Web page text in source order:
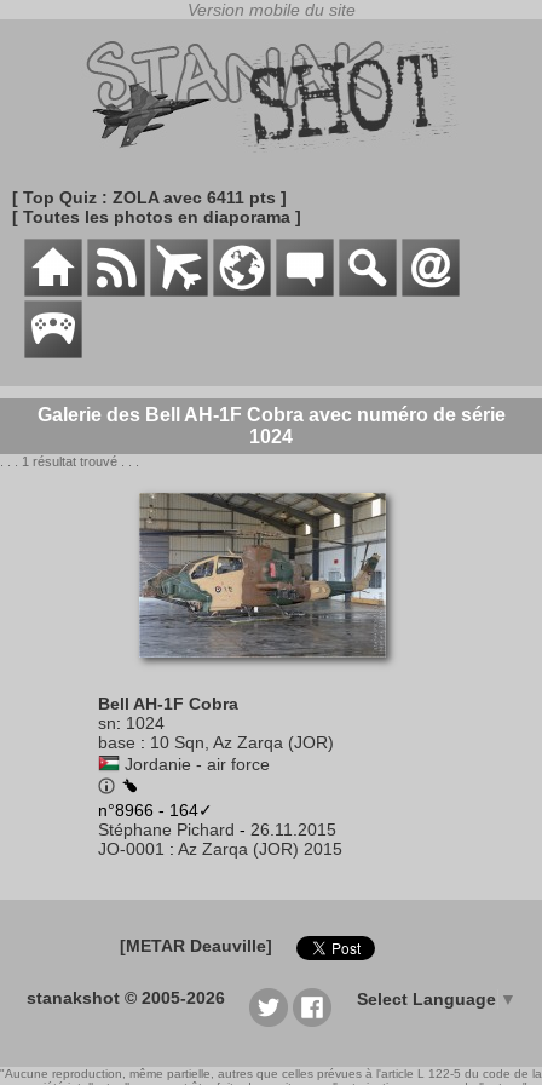
[ Top Quiz : ZOLA avec 6411 pts ]
[ Toutes les photos en diaporama ]
Galerie des Bell AH-1F Cobra avec numéro de série
1024
. . . 1 résultat trouvé . . .
Bell AH-1F Cobra
sn: 1024
base : 10 Sqn, Az Zarqa (JOR)
Jordanie - air force
n°8966 - 164✓
Stéphane Pichard - 26.11.2015
JO-0001 : Az Zarqa (JOR) 2015
[METAR Deauville]
stanakshot © 2005-2026 Select Language ▼
"Aucune reproduction, même partielle, autres que celles prévues à l'article L 122-5 du code de la